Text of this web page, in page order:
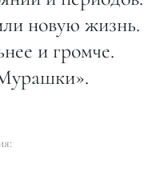
новую жизнь.
и громче.